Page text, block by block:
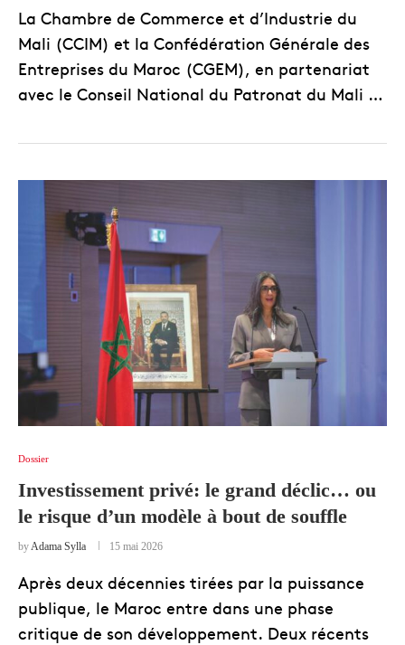
La Chambre de Commerce et d’Industrie du
Mali (CCIM) et la Confédération Générale des
Entreprises du Maroc (CGEM), en partenariat
avec le Conseil National du Patronat du Mali …
Dossier
Investissement privé: le grand déclic… ou
le risque d’un modèle à bout de souffle
byAdama Sylla 15 mai 2026
Après deux décennies tirées par la puissance
publique, le Maroc entre dans une phase
critique de son développement. Deux récents